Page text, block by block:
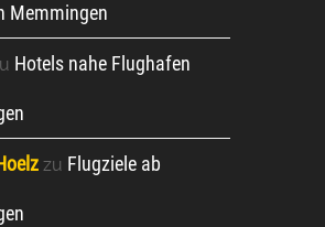
Memmingen
Hotels nahe Flughafen
zu Flugziele ab